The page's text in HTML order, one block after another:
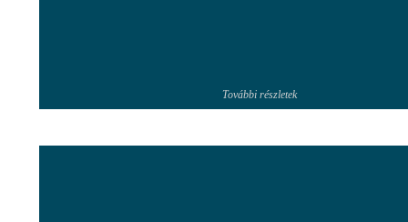
További részletek